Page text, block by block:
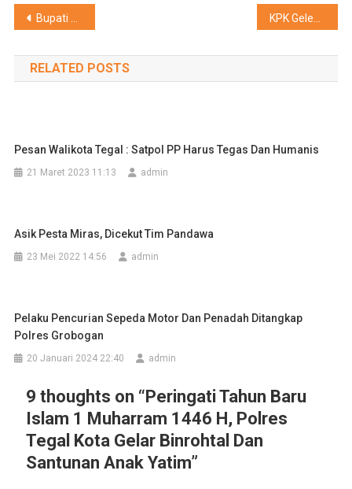
Navigasi
pos
Bupati Sragen Sampaikan Rancangan KUA Dan PPAS Perubahan APBD Kabupaten Sragen TA 2024
RELATED POSTS
Pesan Walikota Tegal : Satpol PP Harus Tegas Dan Humanis
21 Maret 2023 11:13 admin
Asik Pesta Miras, Dicekut Tim Pandawa
23 Mei 2022 14:56 admin
Pelaku Pencurian Sepeda Motor Dan Penadah Ditangkap
Polres Grobogan
20 Januari 2024 22:40 admin
9 thoughts on “Peringati Tahun Baru
Islam 1 Muharram 1446 H, Polres
Tegal Kota Gelar Binrohtal Dan
Santunan Anak Yatim”